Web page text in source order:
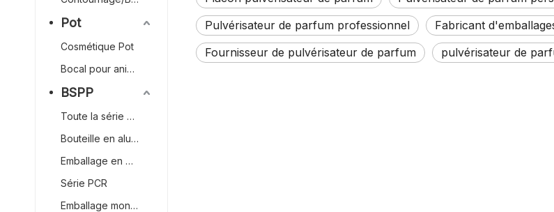
Pot
Cosmétique Pot
Bocal pour animaux de compagnie
BSPP
Toute la série en plastique
Bouteille en aluminium
Emballage en papier
Série PCR
Emballage mono-matière
Pulvérisateur de parfum professionnel
Fabricant
Fournisseur de pulvérisateur de parfum
pulvérisateur de